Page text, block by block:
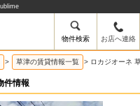
物件検索 お店へ連絡
> 草津の賃貸情報一覧 > ロカジオーネ
件情報